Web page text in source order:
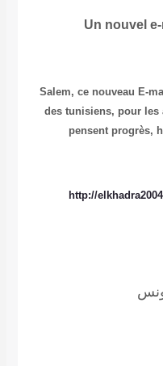
Un nouvel
Salem, ce nouveau E-
des tunisiens, pour les
pensent progrès,
http://